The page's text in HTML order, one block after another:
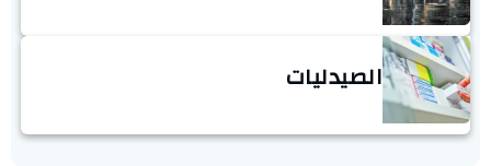
الصيدليات